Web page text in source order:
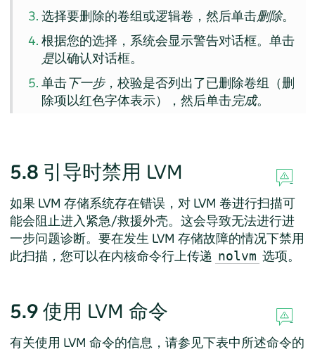
选择要删除的卷组或逻辑卷，然后单击删除。
根据您的选择，系统会显示警告对话框。单击
是以确认对话框。
单击下一步，校验是否列出了已删除卷组（删
除项以红色字体表示），然后单击完成。
5.8 引导时禁用 LVM
如果 LVM 存储系统存在错误，对 LVM 卷进行扫描可
能会阻止进入紧急/救援外壳。这会导致无法进行进
一步问题诊断。要在发生 LVM 存储故障的情况下禁用
此扫描，您可以在内核命令行上传递 nolvm 选项。
5.9 使用 LVM 命令
有关使用 LVM 命令的信息，请参见下表中所述命令的